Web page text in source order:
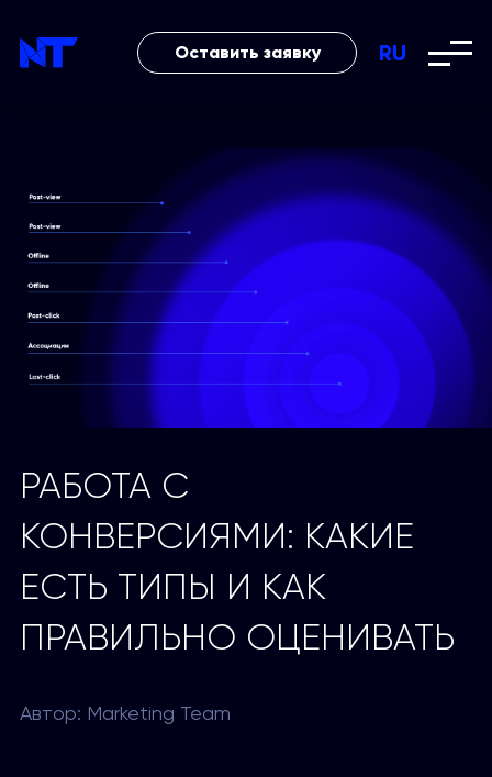
RU
Оставить заявку
РАБОТА С
КОНВЕРСИЯМИ: КАКИЕ
ЕСТЬ ТИПЫ И КАК
ПРАВИЛЬНО ОЦЕНИВАТЬ
Автор: Marketing Team